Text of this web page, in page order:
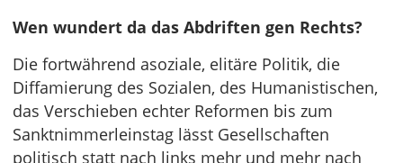
Wen wundert da das Abdriften gen Rechts?
Die fortwährend asoziale, elitäre Politik, die
Diffamierung des Sozialen, des Humanistischen,
das Verschieben echter Reformen bis zum
Sanktnimmerleinstag lässt Gesellschaften
politisch statt nach links mehr und mehr nach